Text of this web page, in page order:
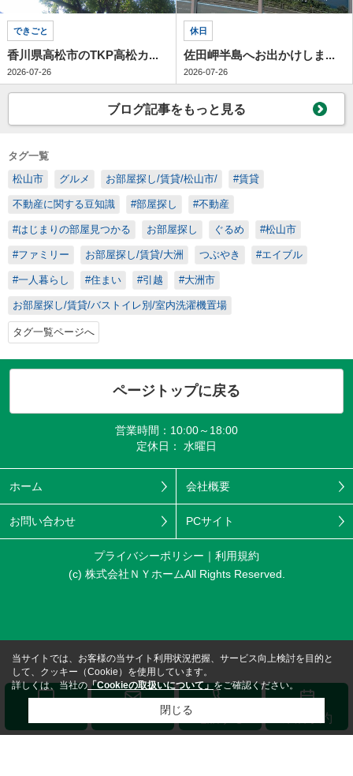
できごと
香川県高松市のTKP高松カ...
2026-07-26
休日
佐田岬半島へお出かけしま...
2026-07-26
ブログ記事をもっと見る
タグ一覧
松山市
グルメ お部屋探し/賃貸/松山市/ #賃貸
不動産に関する豆知識 #部屋探し #不動産
#はじまりの部屋見つかる お部屋探し ぐるめ #松山市
#ファミリー お部屋探し/賃貸/大洲 つぶやき #エイブル
#一人暮らし #住まい #引越 #大洲市
お部屋探し/賃貸/バストイレ別/室内洗濯機置場
タグ一覧ページへ
ページトップに戻る
営業時間：10:00～18:00
定休日： 水曜日
ホーム 会社概要
お問い合わせ PCサイト
プライバシーポリシー
利用規約
(c) 株式会社ＮＹホームAll Rights Reserved.
来店予約
当サイトでは、お客様の当サイト利用状況把握、サービス向上検討を目的と
して、クッキー（Cookie）を使用しています。
詳しくは、当社の 「Cookieの取扱いについて」をご確認ください。
閉じる